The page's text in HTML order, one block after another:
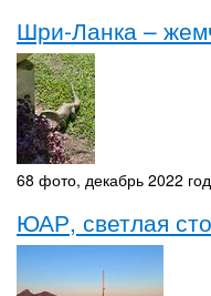
Шри-Ланка –
68 фото, декабрь 2022
ЮАР, светлая